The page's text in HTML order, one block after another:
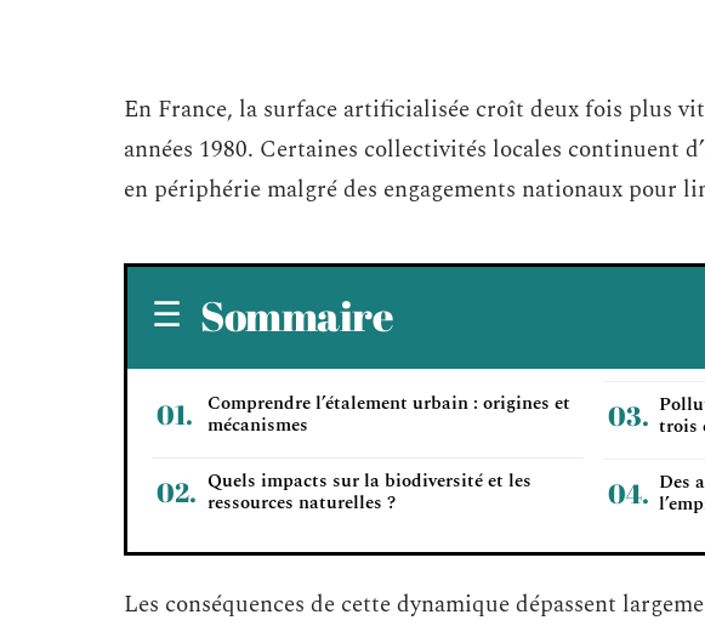
En France, la surface artificialisée croît deux fois plus
années 1980. Certaines collectivités locales continuent
en périphérie malgré des engagements nationaux pour
Sommaire
Comprendre l’étalement urbain : origines et
mécanismes
Quels impacts sur la biodiversité et les
ressources naturelles ?
trois
Des
Les conséquences de cette dynamique dépassent